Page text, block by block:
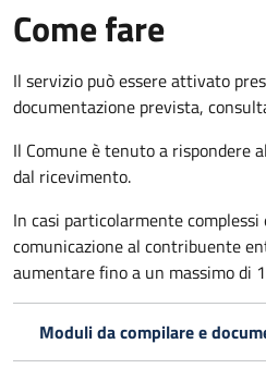
Come fare
Il servizio può essere attivato
documentazione prevista,
Il Comune è tenuto a rispondere
dal ricevimento.
In casi particolarmente
comunicazione al contribuente
aumentare fino a un massimo di
Moduli da compilare e